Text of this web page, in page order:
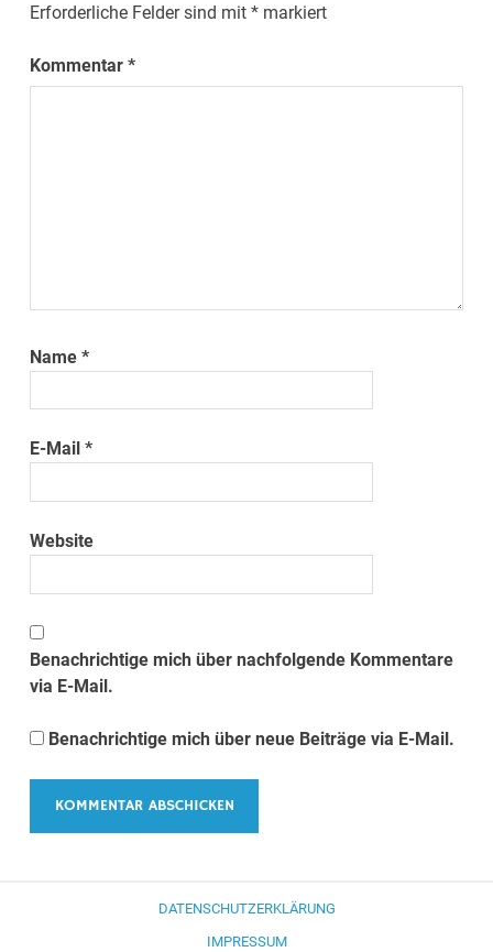
Erforderliche Felder sind mit* markiert
Kommentar*
Name*
E-Mail*
Website
Benachrichtige mich über nachfolgende Kommentare
via E-Mail.
Benachrichtige mich über neue Beiträge via E-Mail.
DATENSCHUTZERKLÄRUNG
IMPRESSUM